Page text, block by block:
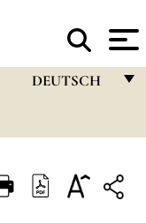
DEUTSCH
ITALIANO